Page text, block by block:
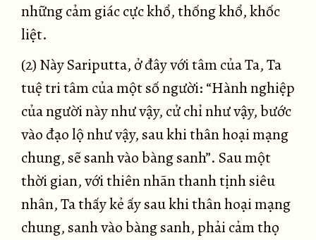
những cảm giác cực khổ, thống khổ, khốc
liệt.
(2) Này Sariputta, ở đây với tâm của Ta, Ta
tuệ tri tâm của một số người: “Hành nghiệp
của người này như vậy, cử chỉ như vậy, bước
vào đạo lộ như vậy, sau khi thân hoại mạng
chung, sẽ sanh vào bàng sanh”. Sau một
thời gian, với thiên nhãn thanh tịnh siêu
nhân, Ta thấy kẻ ấy sau khi thân hoại mạng
chung, sanh vào bàng sanh, phải cảm thọ